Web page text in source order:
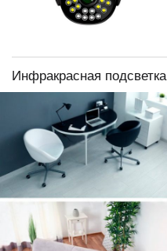
Инфракрасная подсветка